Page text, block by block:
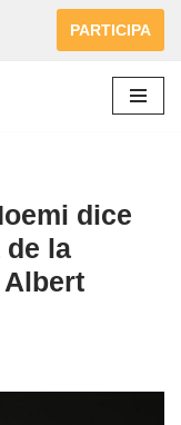
PARTICIPA
dice
de la
Albert